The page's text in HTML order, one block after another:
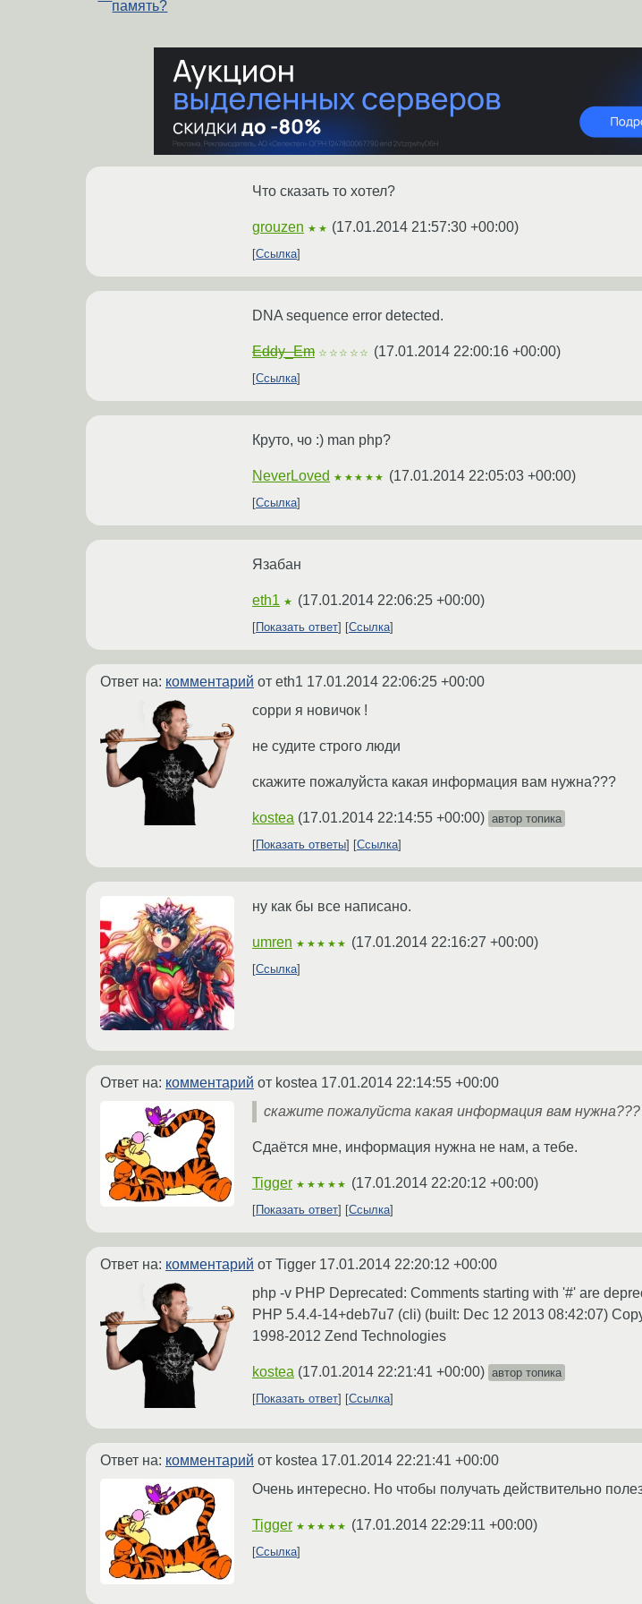
память?
Что сказать то хотел?
grouzen ★★ (17.01.2014 21:57:30 +00:00)
Ссылка
DNA sequence error detected.
Eddy_Em ☆☆☆☆☆ (17.01.2014 22:00:16 +00:00)
Ссылка
Круто, чо :) man php?
NeverLoved ★★★★★ (17.01.2014 22:05:03 +00:00)
Ссылка
Язабан
eth1 ★ (17.01.2014 22:06:25 +00:00)
Показать ответ Ссылка
Ответ на: комментарий от eth1 17.01.2014 22:06:25 +00:00
сорри я новичок !
не судите строго люди
скажите пожалуйста какая информация вам нужна???
kostea (17.01.2014 22:14:55 +00:00) автор топика
Показать ответы
Ссылка
ну как бы все написано.
umren ★★★★★ (17.01.2014 22:16:27 +00:00)
Ссылка
Ответ на: комментарий от kostea 17.01.2014 22:14:55 +00:00
скажите пожалуйста какая информация вам нужна???
Сдаётся мне, информация нужна не нам, а тебе.
Tigger ★★★★★ (17.01.2014 22:20:12 +00:00)
Показать ответ Ссылка
Ответ на: комментарий от Tigger 17.01.2014 22:20:12 +00:00
php -v PHP Deprecated: Comments starting with '#' are
PHP 5.4.4-14+deb7u7 (cli) (built: Dec 12 2013 08:42:07)
1998-2012 Zend Technologies
kostea (17.01.2014 22:21:41 +00:00) автор топика
Показать ответ
Ссылка
Ответ на: комментарий от kostea 17.01.2014 22:21:41 +00:00
Очень интересно. Но чтобы получать действительно
Tigger ★★★★★ (17.01.2014 22:29:11 +00:00)
Ссылка